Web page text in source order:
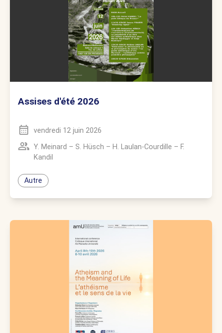
Assises d'été 2026
vendredi 12 juin 2026
Y. Meinard – S. Hüsch – H. Laulan-Courdille – F.
Kandil
Autre